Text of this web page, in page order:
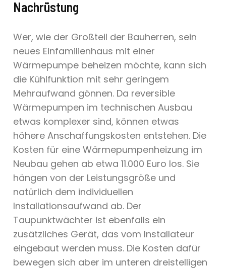
Nachrüstung
Wer, wie der Großteil der Bauherren, sein
neues Einfamilienhaus mit einer
Wärmepumpe beheizen möchte, kann sich
die Kühlfunktion mit sehr geringem
Mehraufwand gönnen. Da reversible
Wärmepumpen im technischen Ausbau
etwas komplexer sind, können etwas
höhere Anschaffungskosten entstehen. Die
Kosten für eine Wärmepumpenheizung im
Neubau gehen ab etwa 11.000 Euro los. Sie
hängen von der Leistungsgröße und
natürlich dem individuellen
Installationsaufwand ab. Der
Taupunktwächter ist ebenfalls ein
zusätzliches Gerät, das vom Installateur
eingebaut werden muss. Die Kosten dafür
bewegen sich aber im unteren dreistelligen